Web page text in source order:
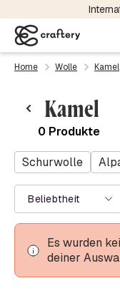
Home Wolle Kamel
Kamel
0 Produkte
Schurwolle
Beliebtheit
Es wurden
deiner